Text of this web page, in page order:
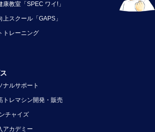
教室「SPEC ワイ!」
スクール「GAPS」
トレーニング
ルサポート
レマシン開発・販売
チャイズ
アカデミー